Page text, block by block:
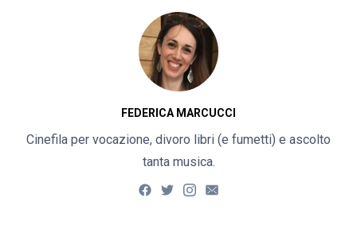
FEDERICA MARCUCCI
Cinefila per vocazione, divoro libri (e fumetti) e ascolto
tanta musica.